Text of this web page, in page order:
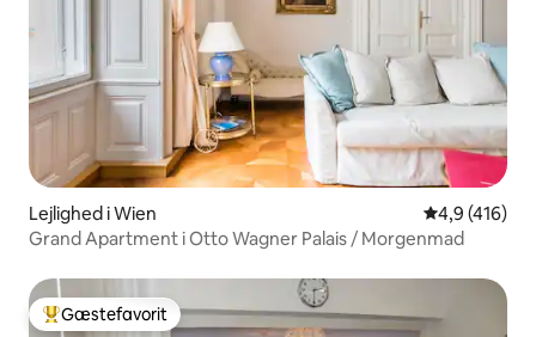
Lejlighed i Wien 4,9 ud af 5 i
4,9 (416)
Grand Apartment i Otto Wagner Palais / Morgenmad
Bedste gæstefavorit
Gæstefavorit